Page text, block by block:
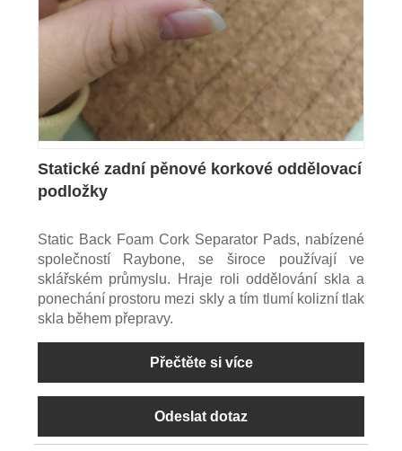
Statické zadní pěnové korkové oddělovací
podložky
Static Back Foam Cork Separator Pads, nabízené
společností Raybone, se široce používají ve
sklářském průmyslu. Hraje roli oddělování skla a
ponechání prostoru mezi skly a tím tlumí kolizní tlak
skla během přepravy.
Přečtěte si více
Odeslat dotaz